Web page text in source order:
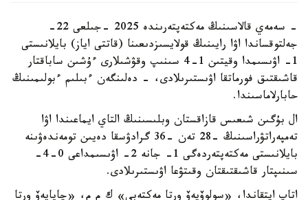
- سەمەي قالاسىنىڭ مەكتەپتەرىندە 2025 -جىلعى 22-
جەلتوقساندا اۋا رايىنىڭ قولايسىزدىعىنا (قاتتى اياز) بايلانىستى
1- اۋىسىمدا وقيتىن 1-4 سىنىپ وقۋشىلارى ءۇشىن ساباقتار
قاشىقتىق فورماتقا اۋىستىرىلادى، - دەلىنگەن ءبىلىم ءبولىمىنىڭ
حابارلاماسىندا.
ال بۇگىن شىعىس قازاقستان وبلىسىنىڭ التاي ايماعىندا اۋا
تەمپەراتۋراسىنىڭ -28 تەن -36 گرادۋسقا دەيىن تومەندەۋىنە
بايلانىستى مەكتەپتەردەگى 1- جانە 2- اۋىسىمداعى 0-4-
سىنىپتار قاشىقتىقتان وقىتۋعا اۋىستىرىلادى.